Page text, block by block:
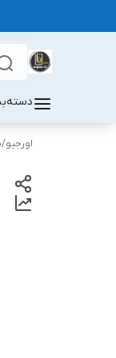
اورجیو/